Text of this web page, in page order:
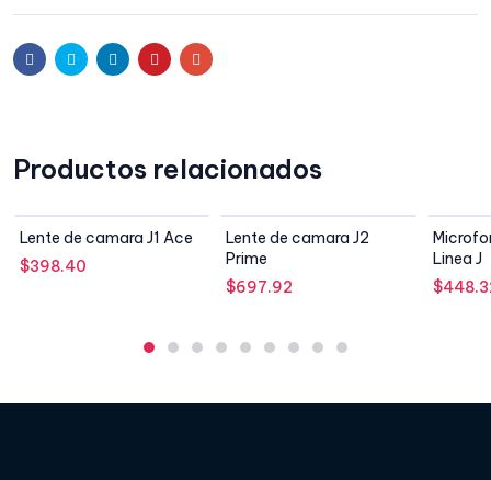
FacebookTwitter LinkedinPinterestEmail
Productos relacionados
SIN STOCK
Lente de camara J1 Ace
$398.40
SIN STOCK
Lente de camara J2
Prime
$697.92
Linea J
$